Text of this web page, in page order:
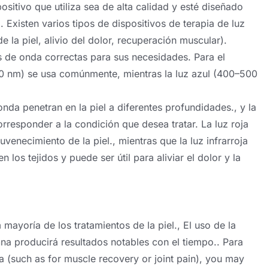
que utiliza sea de alta calidad y esté diseñado
varios tipos de dispositivos de terapia de luz
la piel, alivio del dolor, recuperación muscular).
onda correctas para sus necesidades. Para el
se usa comúnmente, mientras la luz azul (400–500
penetran en la piel a diferentes profundidades., y la
a la condición que desea tratar. La luz roja
de la piel., mientras que la luz infrarroja
los tejidos y puede ser útil para aliviar el dolor y la
de los tratamientos de la piel., El uso de la
producirá resultados notables con el tiempo.. Para
(such as for muscle recovery or joint pain), you may